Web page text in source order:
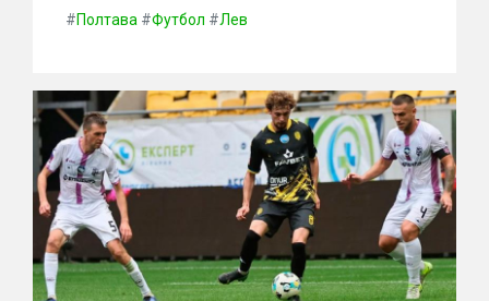
#Полтава #Футбол #Лев